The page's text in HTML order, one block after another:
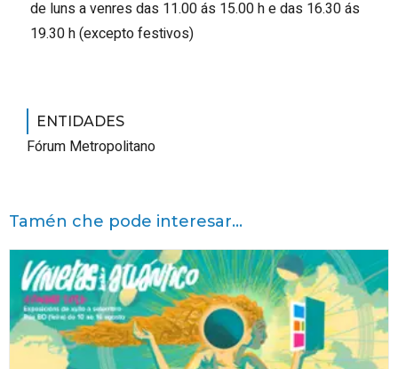
de luns a venres das 11.00 ás 15.00 h e das 16.30 ás
19.30 h (excepto festivos)
ENTIDADES
Fórum Metropolitano
Tamén che pode interesar...